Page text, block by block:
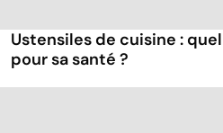
Ustensiles de cuisine :
pour sa santé ?